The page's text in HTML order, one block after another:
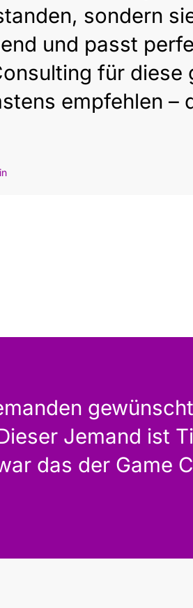
sondern
und passt
für
empfehlen –
Jemand ist
das der Game